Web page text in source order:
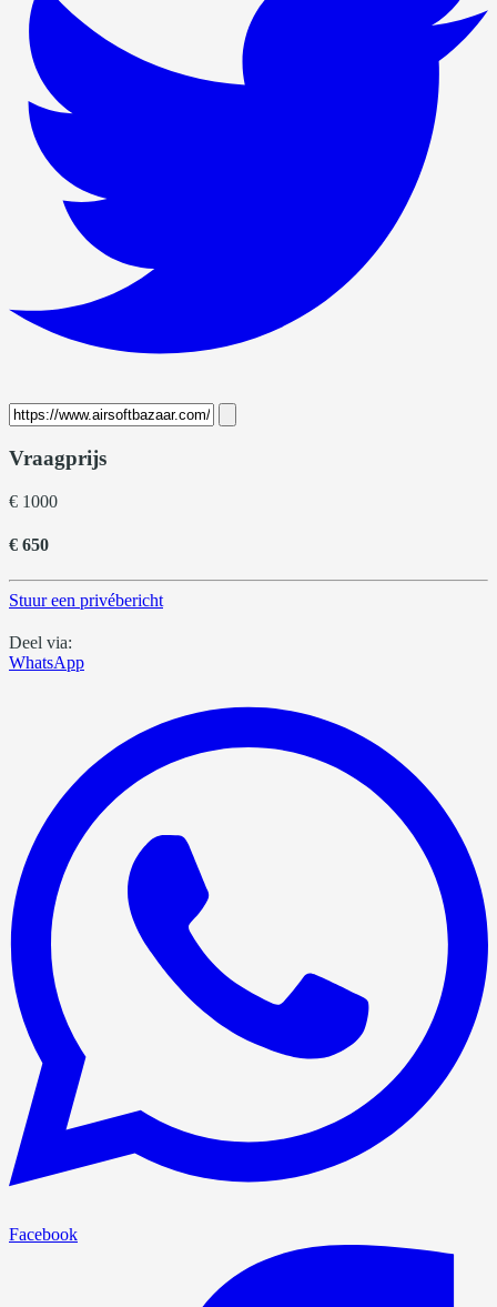
Vraagprijs
€ 1000
€ 650
Stuur een privébericht
Deel via:
WhatsApp
Facebook